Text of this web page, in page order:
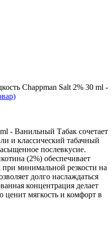
Chappman Salt 2% 30 ml -
- Ванильный Табак сочетает
и классический табачный
послевкусие.
(2%) обеспечивает
минимальной резкости на
долго наслаждаться
концентрация делает
ценит мягкость и комфорт в